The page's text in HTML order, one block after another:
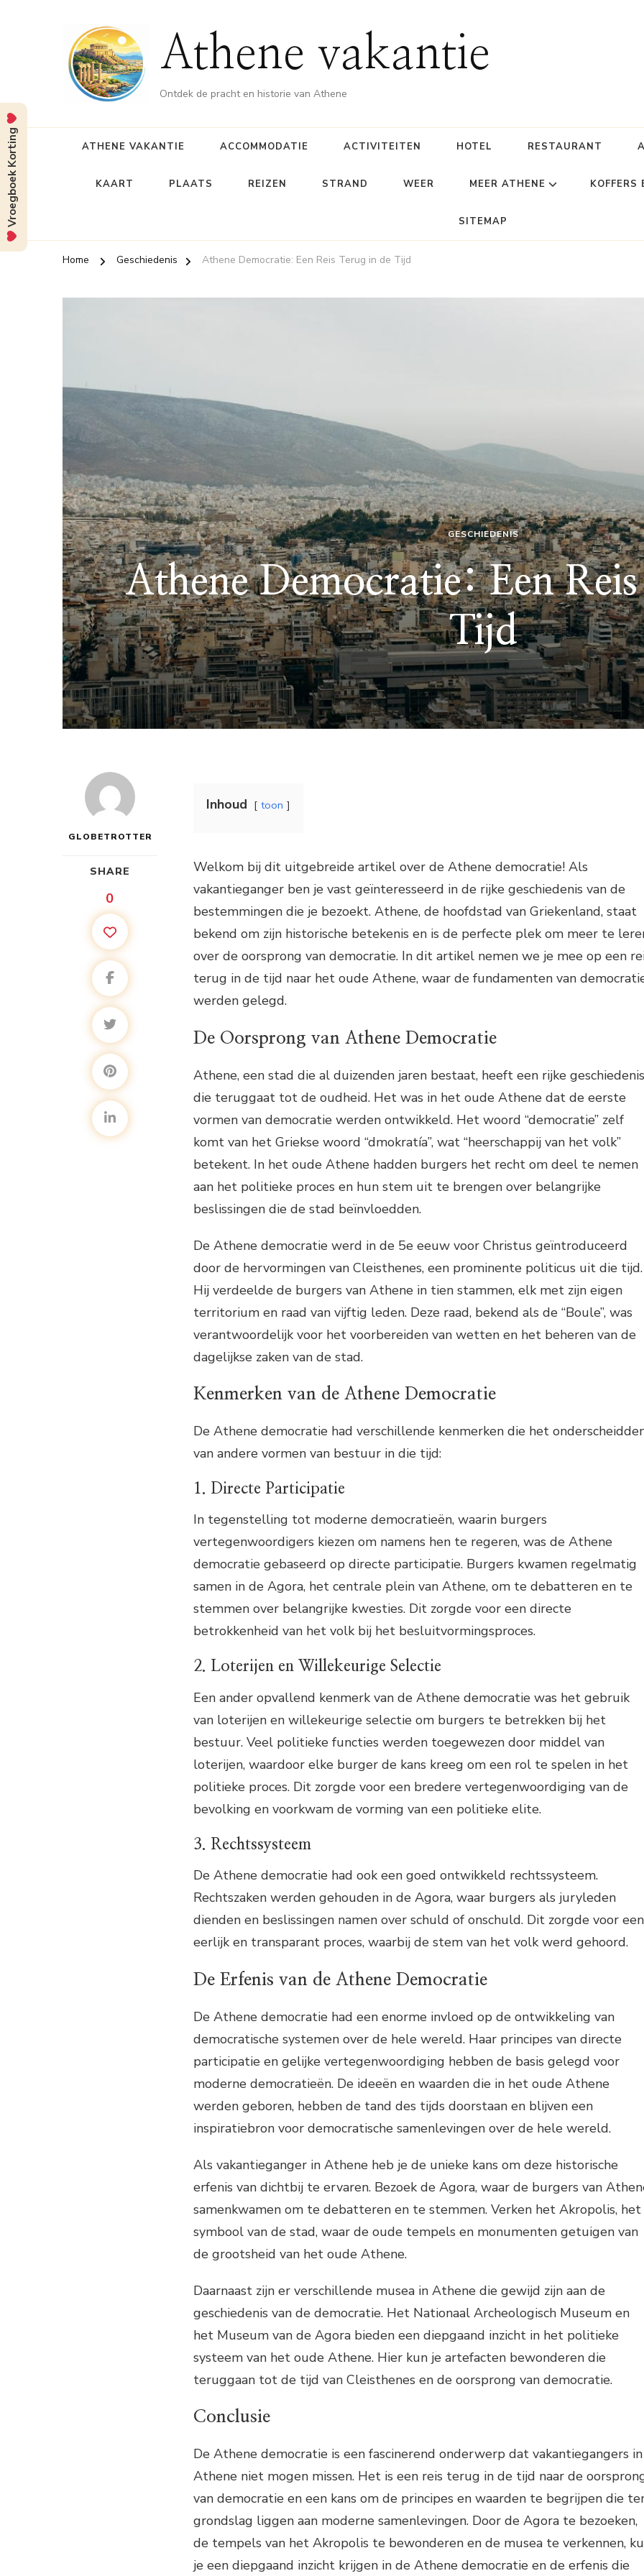
Athene vakantie
Ontdek de pracht en historie van Athene
ATHENE VAKANTIE ACCOMMODATIE ACTIVITEITEN HOTEL RESTAURANT
KAART PLAATS REIZEN STRAND WEER MEER ATHENE KOFFERS
SITEMAP
Home Geschiedenis Athene Democratie: Een Reis Terug in de Tijd
GESCHIEDENIS
Athene Democratie: Een
Tijd
GLOBETROTTER
SHARE
0
Inhoud toon
Welkom bij dit uitgebreide artikel over de Athene democratie! Als
vakantieganger ben je vast geïnteresseerd in de rijke geschiedenis van de
bestemmingen die je bezoekt. Athene, de hoofdstad van Griekenland, staat
bekend om zijn historische betekenis en is de perfecte plek om meer te
over de oorsprong van democratie. In dit artikel nemen we je mee op een
terug in de tijd naar het oude Athene, waar de fundamenten van
werden gelegd.
De Oorsprong van Athene Democratie
Athene, een stad die al duizenden jaren bestaat, heeft een rijke geschiedenis
die teruggaat tot de oudheid. Het was in het oude Athene dat de eerste
vormen van democratie werden ontwikkeld. Het woord “democratie” zelf
komt van het Griekse woord “dmokratía”, wat “heerschappij van het volk”
betekent. In het oude Athene hadden burgers het recht om deel te nemen
aan het politieke proces en hun stem uit te brengen over belangrijke
beslissingen die de stad beïnvloedden.
De Athene democratie werd in de 5e eeuw voor Christus geïntroduceerd
door de hervormingen van Cleisthenes, een prominente politicus uit die tijd.
Hij verdeelde de burgers van Athene in tien stammen, elk met zijn eigen
territorium en raad van vijftig leden. Deze raad, bekend als de “Boule”, was
verantwoordelijk voor het voorbereiden van wetten en het beheren van de
dagelijkse zaken van de stad.
Kenmerken van de Athene Democratie
De Athene democratie had verschillende kenmerken die het
van andere vormen van bestuur in die tijd:
1. Directe Participatie
In tegenstelling tot moderne democratieën, waarin burgers
vertegenwoordigers kiezen om namens hen te regeren, was de Athene
democratie gebaseerd op directe participatie. Burgers kwamen regelmatig
samen in de Agora, het centrale plein van Athene, om te debatteren en te
stemmen over belangrijke kwesties. Dit zorgde voor een directe
betrokkenheid van het volk bij het besluitvormingsproces.
2. Loterijen en Willekeurige Selectie
Een ander opvallend kenmerk van de Athene democratie was het gebruik
van loterijen en willekeurige selectie om burgers te betrekken bij het
bestuur. Veel politieke functies werden toegewezen door middel van
loterijen, waardoor elke burger de kans kreeg om een rol te spelen in het
politieke proces. Dit zorgde voor een bredere vertegenwoordiging van de
bevolking en voorkwam de vorming van een politieke elite.
3. Rechtssysteem
De Athene democratie had ook een goed ontwikkeld rechtssysteem.
Rechtszaken werden gehouden in de Agora, waar burgers als juryleden
dienden en beslissingen namen over schuld of onschuld. Dit zorgde voor een
eerlijk en transparant proces, waarbij de stem van het volk werd gehoord.
De Erfenis van de Athene Democratie
De Athene democratie had een enorme invloed op de ontwikkeling van
democratische systemen over de hele wereld. Haar principes van directe
participatie en gelijke vertegenwoordiging hebben de basis gelegd voor
moderne democratieën. De ideeën en waarden die in het oude Athene
werden geboren, hebben de tand des tijds doorstaan en blijven een
inspiratiebron voor democratische samenlevingen over de hele wereld.
Als vakantieganger in Athene heb je de unieke kans om deze historische
erfenis van dichtbij te ervaren. Bezoek de Agora, waar de burgers van
samenkwamen om te debatteren en te stemmen. Verken het Akropolis, het
symbool van de stad, waar de oude tempels en monumenten getuigen van
de grootsheid van het oude Athene.
Daarnaast zijn er verschillende musea in Athene die gewijd zijn aan de
geschiedenis van de democratie. Het Nationaal Archeologisch Museum en
het Museum van de Agora bieden een diepgaand inzicht in het politieke
systeem van het oude Athene. Hier kun je artefacten bewonderen die
teruggaan tot de tijd van Cleisthenes en de oorsprong van democratie.
Conclusie
De Athene democratie is een fascinerend onderwerp dat vakantiegangers in
Athene niet mogen missen. Het is een reis terug in de tijd naar de
van democratie en een kans om de principes en waarden te begrijpen die
grondslag liggen aan moderne samenlevingen. Door de Agora te bezoeken,
de tempels van het Akropolis te bewonderen en de musea te verkennen,
je een diepgaand inzicht krijgen in de Athene democratie en de erfenis die
Vroegboek Korting